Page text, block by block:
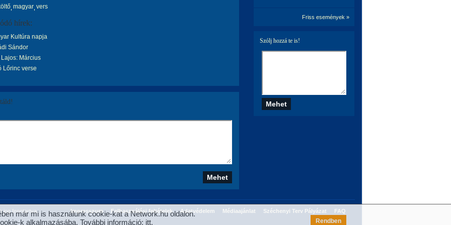
magyar vers
hírek:
Kultúra napja
Sándor
Március
Lőrinc verse
Friss események »
Szólj hozzá te is!
jog fenntartva. Impresszum Felhasználási feltételek Adatvédelem Médiaajánlat Széchenyi Terv Pályázat FAQ
már mi is használunk cookie-kat a Network.hu oldalon.
k alkalmazásába. További információ: itt. Rendben